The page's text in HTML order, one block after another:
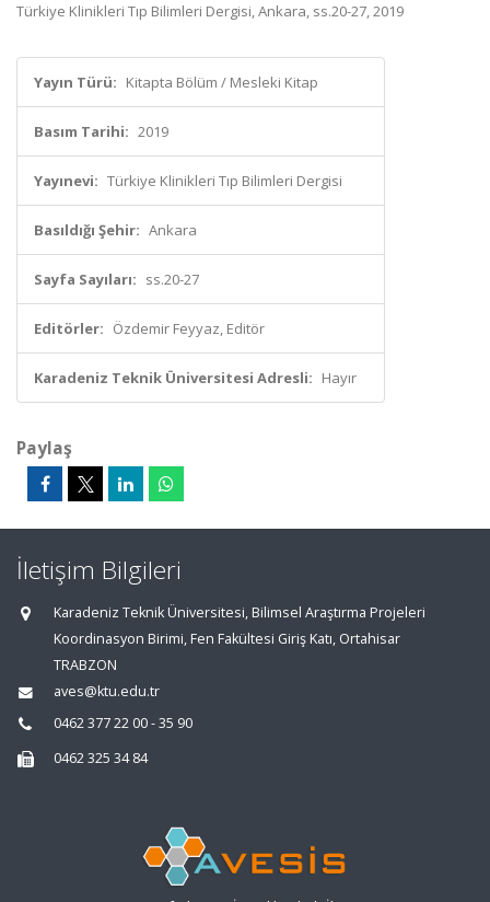
Türkiye Klinikleri Tıp Bilimleri Dergisi, Ankara, ss.20-27, 2019
Yayın Türü: Kitapta Bölüm / Mesleki Kitap
Basım Tarihi: 2019
Yayınevi: Türkiye Klinikleri Tıp Bilimleri Dergisi
Basıldığı Şehir: Ankara
Sayfa Sayıları: ss.20-27
Editörler: Özdemir Feyyaz, Editör
Karadeniz Teknik Üniversitesi Adresli: Hayır
Paylaş
İletişim Bilgileri
Karadeniz Teknik Üniversitesi, Bilimsel Araştırma Projeleri
Koordinasyon Birimi, Fen Fakültesi Giriş Katı, Ortahisar
TRABZON
aves@ktu.edu.tr
0462 377 22 00 - 35 90
0462 325 34 84